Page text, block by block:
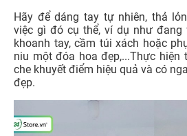
Hãy để dáng tay tự nhiên, thả
việc gì đó cụ thể, ví dụ như đang
khoanh tay, cầm túi xách hoặc
niu một đóa hoa đẹp,...Thực hiện
che khuyết điểm hiệu quả và có
đẹp.